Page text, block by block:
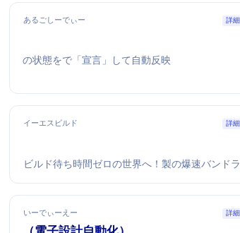
あるごしーでぃー 詳細
Kubernetesの状態をGitで「宣言」して自動反映
イーエスビルド 詳細
ビルド待ち時間ゼロの世界へ！Go製の爆速バンドラ
いーでぃーえー 詳細